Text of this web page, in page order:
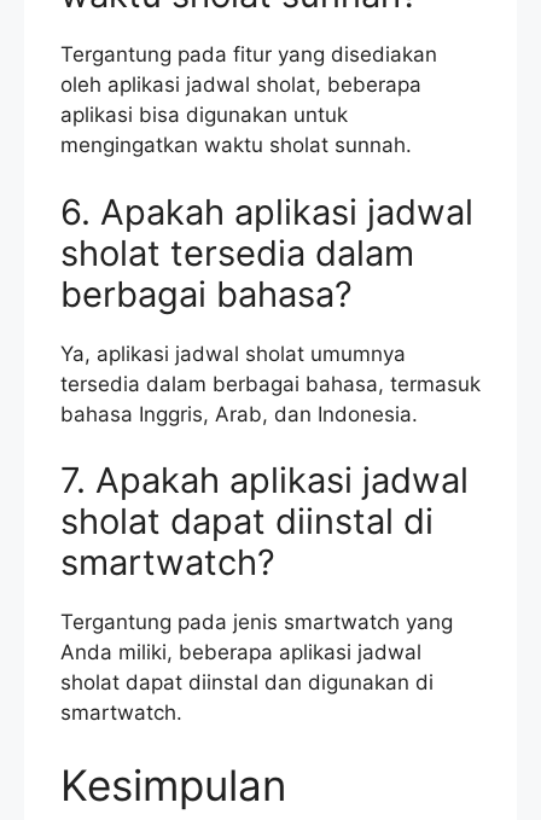
Tergantung pada fitur yang disediakan
oleh aplikasi jadwal sholat, beberapa
aplikasi bisa digunakan untuk
mengingatkan waktu sholat sunnah.
6. Apakah aplikasi jadwal
sholat tersedia dalam
berbagai bahasa?
Ya, aplikasi jadwal sholat umumnya
tersedia dalam berbagai bahasa, termasuk
bahasa Inggris, Arab, dan Indonesia.
7. Apakah aplikasi jadwal
sholat dapat diinstal di
smartwatch?
Tergantung pada jenis smartwatch yang
Anda miliki, beberapa aplikasi jadwal
sholat dapat diinstal dan digunakan di
smartwatch.
Kesimpulan